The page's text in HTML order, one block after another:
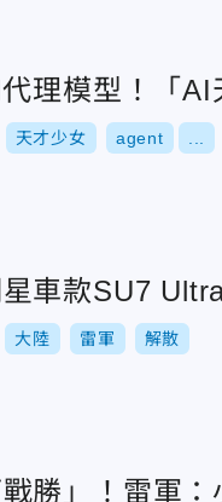
理模型！「
天才少女 agent
車款SU7
大陸 雷軍 解散
戰勝」！雷軍